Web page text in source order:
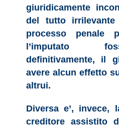
giuridicamente
del tutto irrilevante
processo penale
l’imputato
definitivamente, il
avere alcun effetto
altrui.
Diversa e’, invece,
creditore assistito